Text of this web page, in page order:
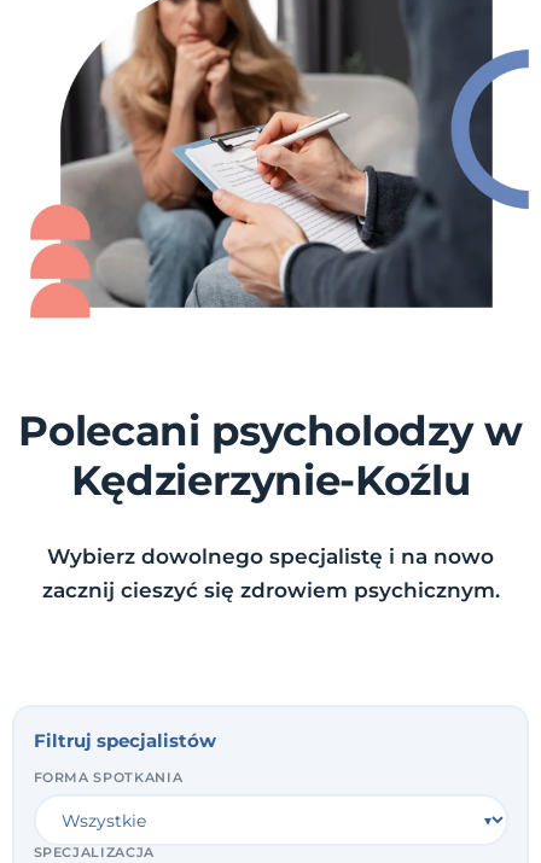
Polecani psycholodzy w
Kędzierzynie-Koźlu
Wybierz dowolnego specjalistę i na nowo
zacznij cieszyć się zdrowiem psychicznym.
Filtruj specjalistów
FORMA SPOTKANIA
SPECJALIZACJA